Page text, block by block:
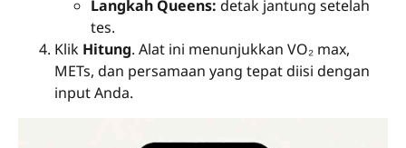
Langkah Queens: detak jantung setelah
tes.
Klik Hitung. Alat ini menunjukkan VO₂ max,
METs, dan persamaan yang tepat diisi dengan
input Anda.